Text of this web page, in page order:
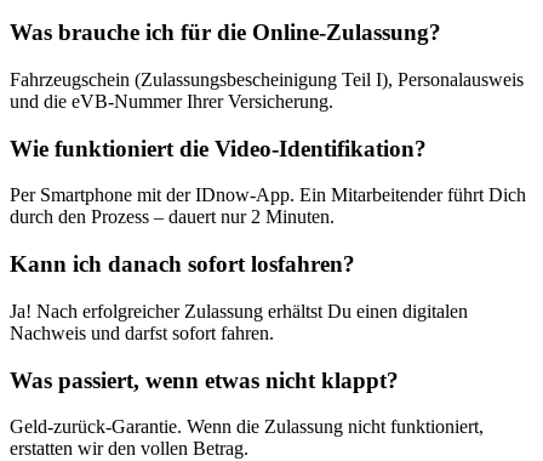
Was brauche ich für die Online-Zulassung?
Fahrzeugschein (Zulassungsbescheinigung Teil I), Personalausweis
und die eVB-Nummer Ihrer Versicherung.
Wie funktioniert die Video-Identifikation?
Per Smartphone mit der IDnow-App. Ein Mitarbeitender führt Dich
durch den Prozess – dauert nur 2 Minuten.
Kann ich danach sofort losfahren?
Ja! Nach erfolgreicher Zulassung erhältst Du einen digitalen
Nachweis und darfst sofort fahren.
Was passiert, wenn etwas nicht klappt?
Geld-zurück-Garantie. Wenn die Zulassung nicht funktioniert,
erstatten wir den vollen Betrag.